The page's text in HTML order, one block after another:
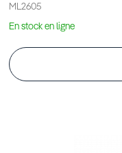
ML2605
En stock en ligne